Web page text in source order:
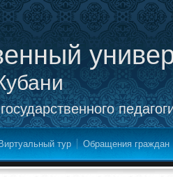
тур Обращения граждан